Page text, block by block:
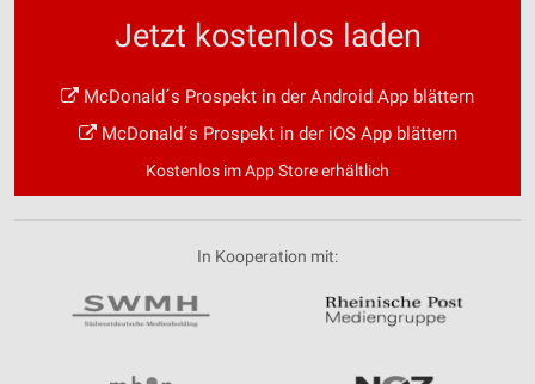
Jetzt kostenlos laden
McDonald´s Prospekt in der Android App blättern
McDonald´s Prospekt in der iOS App blättern
Kostenlos im App Store erhältlich
In Kooperation mit: